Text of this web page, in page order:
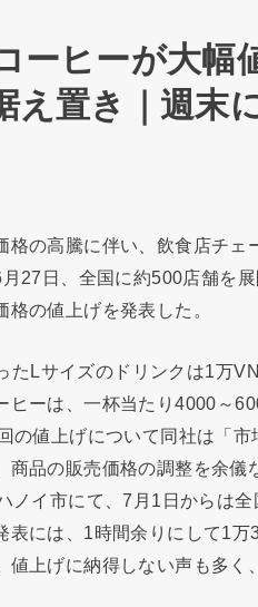
ーヒーが大幅
え置き｜週末
格の高騰に伴い、飲食店チ
27日、全国に約500店舗を
の値上げを発表した。
たLサイズのドリンクは1万
ヒーは、一杯当たり4000～
の値上げについて同社は「
商品の販売価格の調整を余儀
ノイ市にて、7月1日からは
表には、1時間余りにして1
値上げに納得しない声も多